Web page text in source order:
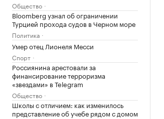
Общество
Bloomberg узнал об ограничении
Турцией прохода судов в Черном море
Политика
Умер отец Лионеля Месси
Спорт
Россиянина арестовали за
финансирование терроризма
«звездами» в Telegram
Общество
Школы с отличием: как изменилось
представление об учебе рядом с домом